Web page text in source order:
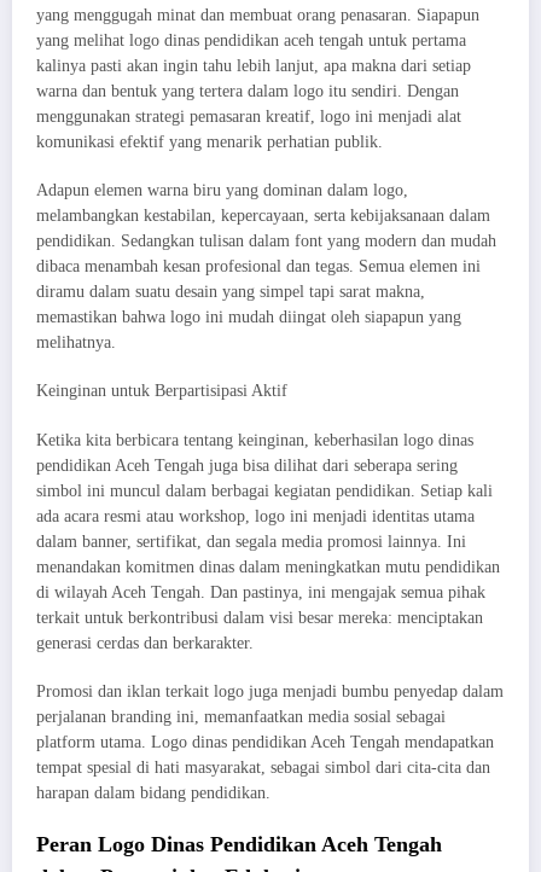
yang menggugah minat dan membuat orang penasaran. Siapapun
yang melihat logo dinas pendidikan aceh tengah untuk pertama
kalinya pasti akan ingin tahu lebih lanjut, apa makna dari setiap
warna dan bentuk yang tertera dalam logo itu sendiri. Dengan
menggunakan strategi pemasaran kreatif, logo ini menjadi alat
komunikasi efektif yang menarik perhatian publik.
Adapun elemen warna biru yang dominan dalam logo,
melambangkan kestabilan, kepercayaan, serta kebijaksanaan dalam
pendidikan. Sedangkan tulisan dalam font yang modern dan mudah
dibaca menambah kesan profesional dan tegas. Semua elemen ini
diramu dalam suatu desain yang simpel tapi sarat makna,
memastikan bahwa logo ini mudah diingat oleh siapapun yang
melihatnya.
Keinginan untuk Berpartisipasi Aktif
Ketika kita berbicara tentang keinginan, keberhasilan logo dinas
pendidikan Aceh Tengah juga bisa dilihat dari seberapa sering
simbol ini muncul dalam berbagai kegiatan pendidikan. Setiap kali
ada acara resmi atau workshop, logo ini menjadi identitas utama
dalam banner, sertifikat, dan segala media promosi lainnya. Ini
menandakan komitmen dinas dalam meningkatkan mutu pendidikan
di wilayah Aceh Tengah. Dan pastinya, ini mengajak semua pihak
terkait untuk berkontribusi dalam visi besar mereka: menciptakan
generasi cerdas dan berkarakter.
Promosi dan iklan terkait logo juga menjadi bumbu penyedap dalam
perjalanan branding ini, memanfaatkan media sosial sebagai
platform utama. Logo dinas pendidikan Aceh Tengah mendapatkan
tempat spesial di hati masyarakat, sebagai simbol dari cita-cita dan
harapan dalam bidang pendidikan.
Peran Logo Dinas Pendidikan Aceh Tengah